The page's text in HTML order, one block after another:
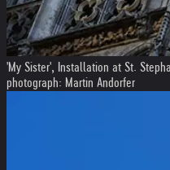
'My Sister', Installation at St.
photograph: Martin Andorfer